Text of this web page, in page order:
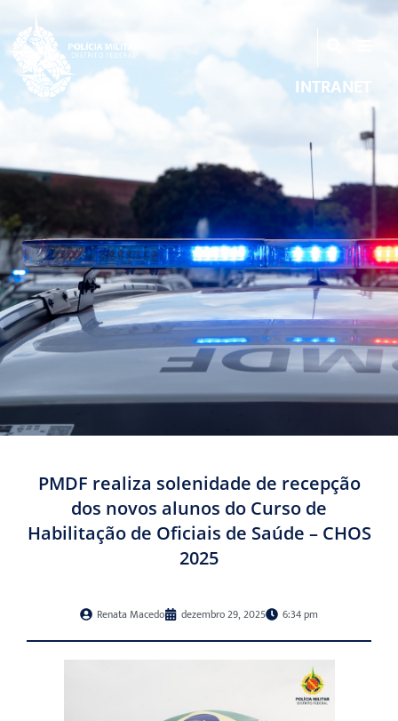
INTRANET
PMDF realiza solenidade de recepção
dos novos alunos do Curso de
Habilitação de Oficiais de Saúde – CHOS
2025
Renata Macedo dezembro 29, 2025 6:34 pm